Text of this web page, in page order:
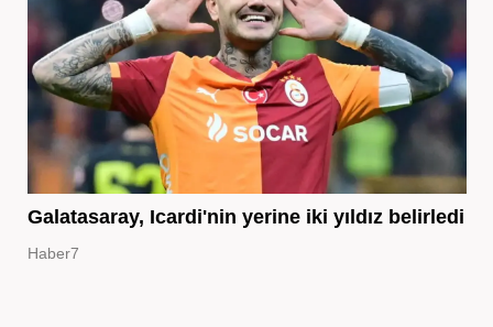
Galatasaray, Icardi'nin yerine iki yıldız belirledi
Haber7